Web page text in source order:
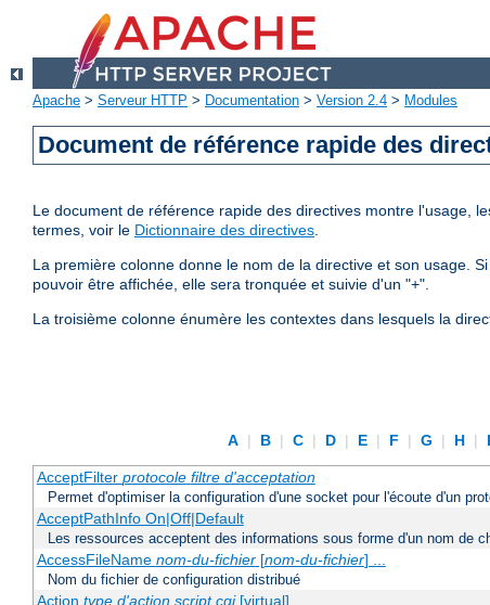
Apache > Serveur HTTP > Documentation > Version 2.4 > Modules
Document de référence rapide des
Le document de référence rapide des directives montre l'usage,
termes, voir le Dictionnaire des directives.
La première colonne donne le nom de la directive et son usage.
pouvoir être affichée, elle sera tronquée et suivie d'un "+".
La troisième colonne énumère les contextes dans lesquels la
A | B | C | D | E | F | G | H | I
AcceptFilter protocole filtre d'acceptation
Permet d'optimiser la configuration d'une socket pour l'écoute d'un
AcceptPathInfo On|Off|Default
Les ressources acceptent des informations sous forme d'un nom de
AccessFileName nom-du-fichier[nom-du-fichier] ...
Nom du fichier de configuration distribué
Action type d'action script cgi[virtual]